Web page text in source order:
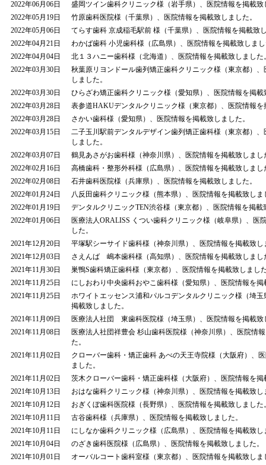
2022年06月06日
盛岡ツイン歯科クリニック様（岩手県）、医院情報を掲載致
2022年05月19日
竹原歯科医院様（千葉県）、医院情報を掲載致しました。
2022年05月06日
てらす歯科 京成稲毛駅前 様（千葉県）、医院情報を掲載致
2022年04月21日
わかば歯科 小児歯科様（広島県）、医院情報を掲載致しま
2022年04月04日
北１３ハニー歯科様（北海道）、医院情報を掲載致しました
2022年03月30日
秋葉原リヨンドール歯列矯正歯科クリニック様（東京都）
しました。
2022年03月30日
ひらざわ矯正歯科クリニック様（愛知県）、医院情報を掲載
2022年03月28日
表参道HAKUデンタルクリニック様（東京都）、医院情報を
2022年03月28日
さかい歯科様（愛知県）、医院情報を掲載致しました。
2022年03月15日
二子玉川駅前デンタルデザイン歯列矯正歯科様（東京都）
しました。
2022年03月07日
鶴見あさがお歯科様（神奈川県）、医院情報を掲載致しまし
2022年02月16日
高橋歯科・整形外科様（広島県）、医院情報を掲載致しまし
2022年02月08日
石井歯科医院様（兵庫県）、医院情報を掲載致しました。
2022年01月24日
八反田歯科クリニック様（熊本県）、医院情報を掲載致しま
2022年01月19日
デンタルクリニックTEN渋谷様（東京都）、医院情報を掲載
2022年01月06日
医療法人ORALISS くつい歯科クリニック様（岐阜県）、医
した。
2021年12月20日
平塚駅シーサイド歯科様（神奈川県）、医院情報を掲載致し
2021年12月03日
さえんば 嶋本歯科様（高知県）、医院情報を掲載致しまし
2021年11月30日
巣鴨S歯科矯正歯科様（東京都）、医院情報を掲載致しまし
2021年11月25日
にしおわり中央歯科おやこ歯科様（愛知県）、医院情報を
2021年11月25日
ホワイトエッセンス浦和パルコデンタルクリニック様（埼
掲載致しました。
2021年11月09日
医療法人社団 東歯科医院様（埼玉県）、医院情報を掲載致
2021年11月08日
医療法人社団祥豊会 杉山歯科医院様（神奈川県）、医院情
た。
2021年11月02日
クローバー歯科・矯正歯科 あべの天王寺院様（大阪府）、
ました。
2021年11月02日
茨木クローバー歯科・矯正歯科様（大阪府）、医院情報を掲
2021年10月13日
おはな歯科クリニック様（神奈川県）、医院情報を掲載致し
2021年10月12日
おぎくぼ歯科医院様（長野県）、医院情報を掲載致しました
2021年10月11日
古谷歯科様（兵庫県）、医院情報を掲載致しました。
2021年10月11日
にしなか歯科クリニック様（広島県）、医院情報を掲載致し
2021年10月04日
のざき歯科医院様（広島県）、医院情報を掲載致しました。
2021年10月01日
オーバルコート歯科室様（東京都）、医院情報を掲載致しま